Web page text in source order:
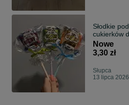
Słodkie
cukierków
Nowe
3,30 zł
Słupca
13 lipca 2026